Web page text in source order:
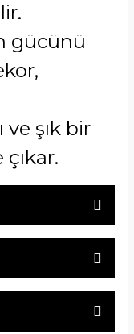
gücünü
şık bir